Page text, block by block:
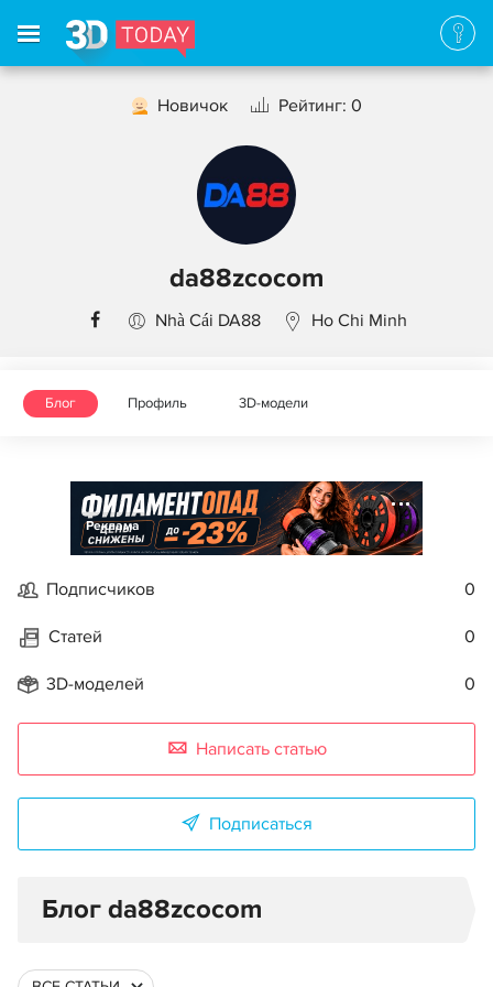
Новичок Рейтинг: 0
da88zcocom
Nhà Cái DA88 Ho Chi Minh
Блог Профиль 3D-модели
Реклама
Подписчиков 0
Статей 0
3D-моделей 0
Написать статью
Подписаться
Блог da88zcocom